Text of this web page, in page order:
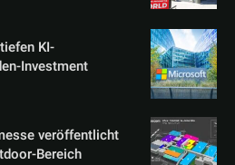
KI-
Investment
veröffentlicht
Bereich